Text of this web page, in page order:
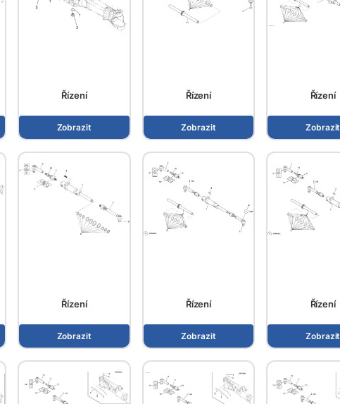
Řízení
Zobrazit
Řízení
Zobrazit
Řízení
Zobrazit
Řízení
Zobrazit
Řízení
Zobrazit
Řízení
Zobrazit